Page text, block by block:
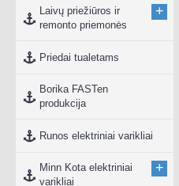
Laivų priežiūros ir
remonto priemonės
+
Priedai tualetams
Borika FASTen
produkcija
Runos elektriniai varikliai
Minn Kota elektriniai
varikliai
+